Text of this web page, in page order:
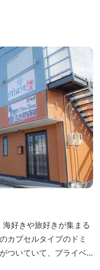
海好きや旅好きが集まる
カプセルタイプのドミ
ついていて、プライベ